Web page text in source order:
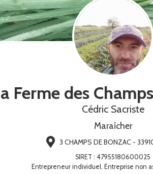
Ferme des
Cédric Sacriste
Maraîcher
3 CHAMPS DE BONZAC -
SIRET : 47955180600025
Entrepreneur individuel. Entreprise non